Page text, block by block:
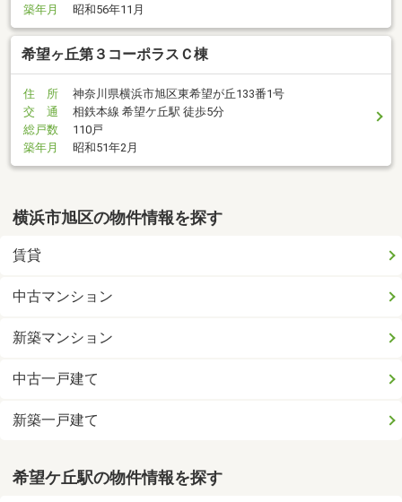
築年月
昭和56年11月
希望ヶ丘第３コーポラスＣ棟
住 所
神奈川県横浜市旭区東希望が丘133番1号
交 通
相鉄本線 希望ケ丘駅 徒歩5分
総戸数
110戸
築年月
昭和51年2月
横浜市旭区の物件情報を探す
賃貸
中古マンション
新築マンション
中古一戸建て
新築一戸建て
希望ケ丘駅の物件情報を探す